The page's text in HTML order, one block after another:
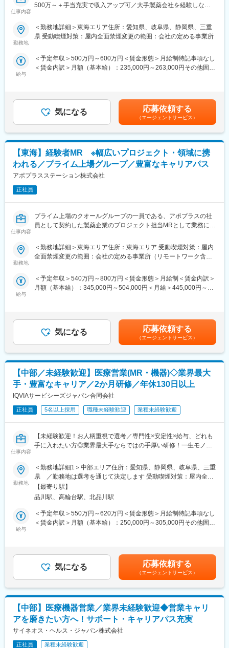
（9）四国：香川・徳島・高知・愛媛
縄
ど、規模やミッションも様々です。
（2）様々なバックグラウンドを持った社員が活躍
当社は、業界2位のMR数（750名）を有しており、ほぼ全員が中
（3）業界トップクラスの手厚い福利厚生
ています。
・1日あたり1,500円の外勤手当を支給
・家賃の60％を会社負担する借上社宅制度（持家からの通勤者等
一部を除く）
・転勤が必要な場合、転居費用は会社負担（単身赴任手当や帰省
旅費補助あり）
（4）豊富なキャリアパス
在籍期間や雇用形態に問わず、業績評価と上長からの推薦があれ
シミックグループ内の社内公募制度を使って、治験支援などに携
わることも可能です。
仕事内容
500万～＋手当充実で収入アップ可／大手製薬会社を経験しなが
＜入社月について＞
入社月が決まっているため同期も多く安心してスタート可能
具体的には、「どんな病気に効くか（効果）／安全性（副作用や
注意点）／品質に問題はないか」をわかりやすく伝えます
また、現場で使われた際の声を聞き取り製薬会社へ届け、より良
い薬づくりにも貢献します
自分が関わった薬が患者様の治療につながり、感謝されるやりが
いのある仕事です
＼＼求人のポイント／／
◎未経験から医療業界へ｜大手製薬会社のプロジェクトで働ける
員など）が活躍中
▽約3ヶ月の研修（医療知識・業務理解）
▽現場配属（4ヶ月目～）※マネージャーなど周囲のサポートを受
へのキャリアアップ＆キャリアチェンジの可能性アリ）
・全員未経験入社！同期とスタートできる環境
・配属後もマネージャーや先輩MRが成長をサポート
■手厚い福利厚生
・外勤手当（1日1,500円）
・社宅制度（家賃60％会社負担）※条件あり
・転勤時の引越し費用負担
・単身赴任手当／帰省補助
研修終了後は各製薬メーカーのプロジェクトに配属される『コン
ます。
がんや希少疾患の医薬品担当など専門性を深めるキャリアや、マ
ネジメント・人材育成など多様なキャリアパスが可能。実際に社
内でキャリアチェンジして活躍している社員も多数います。
勤務地
＜勤務地詳細＞東海エリア住所：愛知県、岐阜県、静岡県、三重
県 受動喫煙対策：屋内全面禁煙変更の範囲：会社の定める事業所
給与
＜予定年収＞500万円～600万円＜賃金形態＞月給制特記事項なし
＜賃金内訳＞月額（基本給）：235,000円～263,000円その他固定
を全額支給 ■賞与年2回（昨年度実績4.2ヶ月）、報酬改定年1回■
全国勤務が可能な方は、50万円の一時金を支給(3ヶ月の試用期間
後の翌月給与で支給)賃金はあくまでも目安の金額であり、選考を
通じて上下する可能性があります。月給(月額)は固定手当を含めた
表記です。
気になる 応募依頼する
（エージェントサービス）
【東海】経験者MR ※幅広いプロジェクト・領域に携
われる／プライム上場グループ／豊富なキャリアパス
アポプラスステーション株式会社
正社員
仕事内容
プライム上場のクオールグループの一員である、アポプラスの社
員として契約した製薬企業のプロジェクト担当MRとして業務に従
メーカーなどプロジェクトは多岐に渡りますので、今までの経験
を活かせる環境が整っています。
用情報を収集を行っていただきます。
・新薬のプロモーション
※プロジェクトマネージャー、スーパーバイザー(SV)より、日々の
活動についてフォローを受けられる環境です。全国にSVを配置
し、素早くフォローができる体制をとっています。
■キャリアパス：コントラクトMRとしての働き方以外にも、スキ
ルアップを図りプロジェクトマネージャー等のマネジメント業
務、あるいは本社スタッフとしてMR経験を活かした業務に就くな
どのキャリアパスもございます。
■特徴：
(1)充実した教育体制：
・製品研修（約2週間～2ヶ月、プロジェクトによる）：入社オリ
・継続教育：APS COLLEGEという当社オリジナルの教育システ
ムがございます。まず、G（ジェネラル）MRとして基礎を身に着
て「医療経営士」の取得を目指していただくことも可能です。
(2)プロジェクトマネジメント体制：プロジェクトマネージャー、
スーパーバイザーが日々の活動をフォローします。定期的な連絡
や面談のほか、必要に応じて素早くバックアップに入るなど、MR
として結果を出せるように万全のサポート体制を整えています。
(3)豊富なプロジェクト数、50社を超える多数の取引メーカー：同
業他社と比較しても、多くのプロジェクト数があり、様々なご経
・入社3年目（MR経験者）28歳：642万（月給＋日当＋住宅手
当）
・入社5年目（MR経験者）33歳：712万（月給＋日当＋住宅手
変更の範囲：会社の定める業務
勤務地
＜勤務地詳細＞東海エリア住所：東海エリア 受動喫煙対策：屋内
全面禁煙変更の範囲：会社の定める事業所（リモートワーク含
給与
＜予定年収＞540万円～800万円＜賃金形態＞月給制＜賃金内訳＞
月額（基本給）：345,000円～504,000円＜月給＞445,000円～
す。※その他の手当は「待遇・福利厚生」欄をご参照ください。昇
給：年1回★頑張りに応じて年収UP★赴任先の評価次第で大幅に
年収をUPできます。（年2回業績給改定）賃金はあくまでも目安
の金額であり、選考を通じて上下する可能性があります。月給(月
額)は固定手当を含めた表記です。
気になる 応募依頼する
（エージェントサービス）
【中部／未経験歓迎】医療営業(MR・機器)◇業界最大
手・豊富なキャリア／2か月研修／年休130日以上
IQVIAサービシーズジャパン合同会社
正社員 5名以上採用 職種未経験歓迎 業種未経験歓迎
仕事内容
【未経験歓迎！お人柄重視で選考／専門性×安定性×給与、どれも
手に入れたい方◎業界最大手ならではの手厚い研修！一生モノの
パス豊富】
＼そもそも「MR」とは？／
「医薬情報提供者」と呼ばれる専門資格を取得して活動する営業
職です。IQVIAのお客様である国内医薬品メーカーにて、医薬品の
営業活動を行っていただきます。
人々の命を守る商材に携わるため、社会貢献性と安定性を兼ね備
まずはご入社から2か月間MR導入研修を受講し、MR資格を取得
していただきます。
資格取得と聞くとハードルが高く思われる方もいるかもしれませ
文理問わず一から学べる環境を整えているため、専門知識は入社
後に身に付ける意欲があれば問題ございません。
社員の活躍事例についての詳細は、是非こちらのURLも併せてご
覧ください。
https://healthcarecareerpark.iqvia.com/
勤務地
＜勤務地詳細1＞中部エリア住所：愛知県、静岡県、岐阜県、三重
県 ／勤務地は選考を通じて決定します 受動喫煙対策：屋内全面
禁煙＜勤務地詳細2＞本社住所：東京都港区高輪4-10-18 京急第1
ビル勤務地最寄駅：JR各線／品川駅受動喫煙対策：屋内全面禁煙
【最寄り駅】
品川駅、高輪台駅、北品川駅
給与
＜予定年収＞550万円～620万円＜賃金形態＞月給制特記事項なし
＜賃金内訳＞月額（基本給）：250,000円～305,000円その他固定
手当支給する。【補足】プロジェクト稼働手当(35,000円)、外勤
日当（1日1,500円／外勤3.5時間以上）■変動賞与制（6月・12
月・3月）※平均実績6ヶ月分■インセンティブ：3月（対象者）賃
金はあくまでも目安の金額であり、選考を通じて上下する可能性
があります。月給(月額)は固定手当を含めた表記です。
気になる 応募依頼する
（エージェントサービス）
【中部】医療機器営業／業界未経験歓迎◆営業キャリ
アを磨きたい方へ！サポート・キャリアパス充実
サイネオス・ヘルス・ジャパン株式会社
正社員 業種未経験歓迎